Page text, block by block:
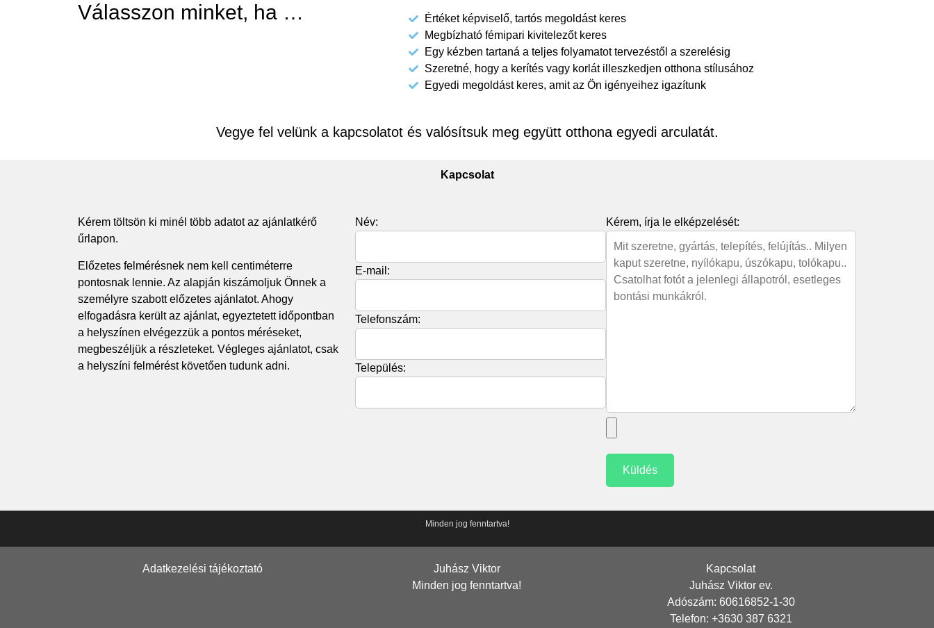
Válasszon minket, ha …
Értéket képviselő, tartós megoldást keres
Megbízható fémipari kivitelezőt keres
Egy kézben tartaná a teljes folyamatot tervezéstől a szerelésig
Szeretné, hogy a kerítés vagy korlát illeszkedjen otthona stílusához
Egyedi megoldást keres, amit az Ön igényeihez igazítunk
Vegye fel velünk a kapcsolatot és valósítsuk meg együtt otthona egyedi arculatát.
Kapcsolat
Kérem töltsön ki minél több adatot az ajánlatkérő
űrlapon.
Előzetes felmérésnek nem kell centiméterre
pontosnak lennie. Az alapján kiszámoljuk Önnek a
személyre szabott előzetes ajánlatot. Ahogy
elfogadásra került az ajánlat, egyeztetett időpontban
a helyszínen elvégezzük a pontos méréseket,
megbeszéljük a részleteket. Végleges ajánlatot, csak
a helyszíni felmérést követően tudunk adni.
Név:
E-mail:
Telefonszám:
Település:
Kérem, írja le elképzelését:
Minden jog fenntartva!
Adatkezelési tájékoztató
Juhász Viktor
Minden jog fenntartva!
Kapcsolat
Juhász Viktor ev.
Adószám: 60616852-1-30
Telefon: +3630 387 6321